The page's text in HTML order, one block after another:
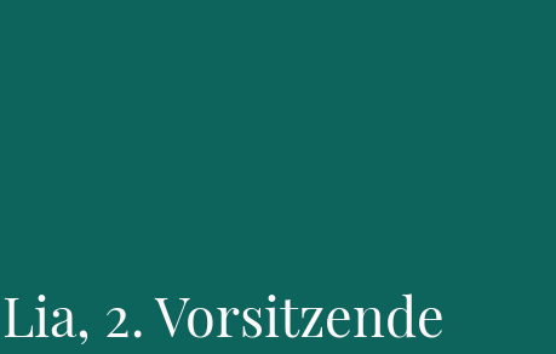
Lia, 2. Vorsitzende